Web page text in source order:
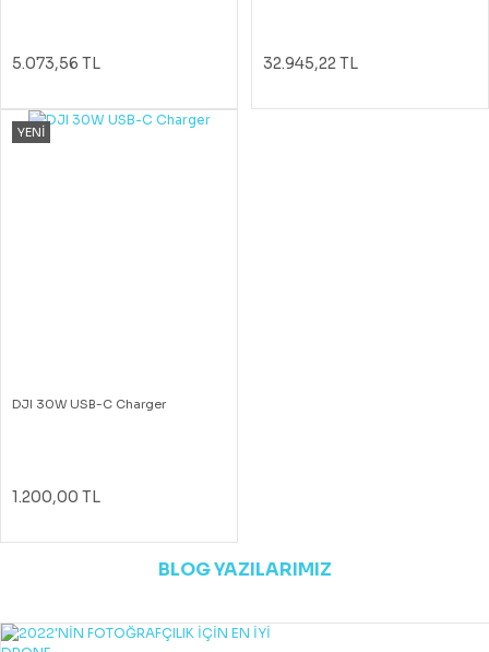
5.073,56 TL 32.945,22 TL
YENİ
DJI 30W USB-C Charger
1.200,00 TL
BLOG YAZILARIMIZ